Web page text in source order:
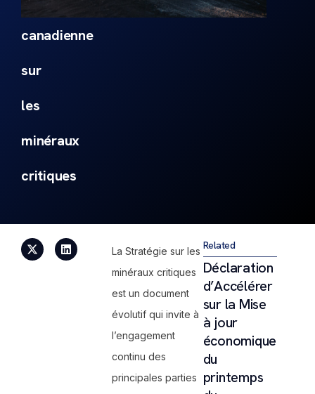
canadienne
sur
les
minéraux
critiques
Related
Déclaration
d’Accélérer
sur la Mise
à jour
économique
du
printemps
La Stratégie sur les
minéraux critiques
est un document
évolutif qui invite à
l’engagement
continu des
principales parties